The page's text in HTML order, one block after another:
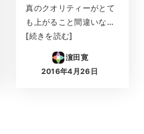
真のクオリティーがとて
も上がること間違いな…
[続きを読む]
濵田寛
投稿日
2016年4月26日